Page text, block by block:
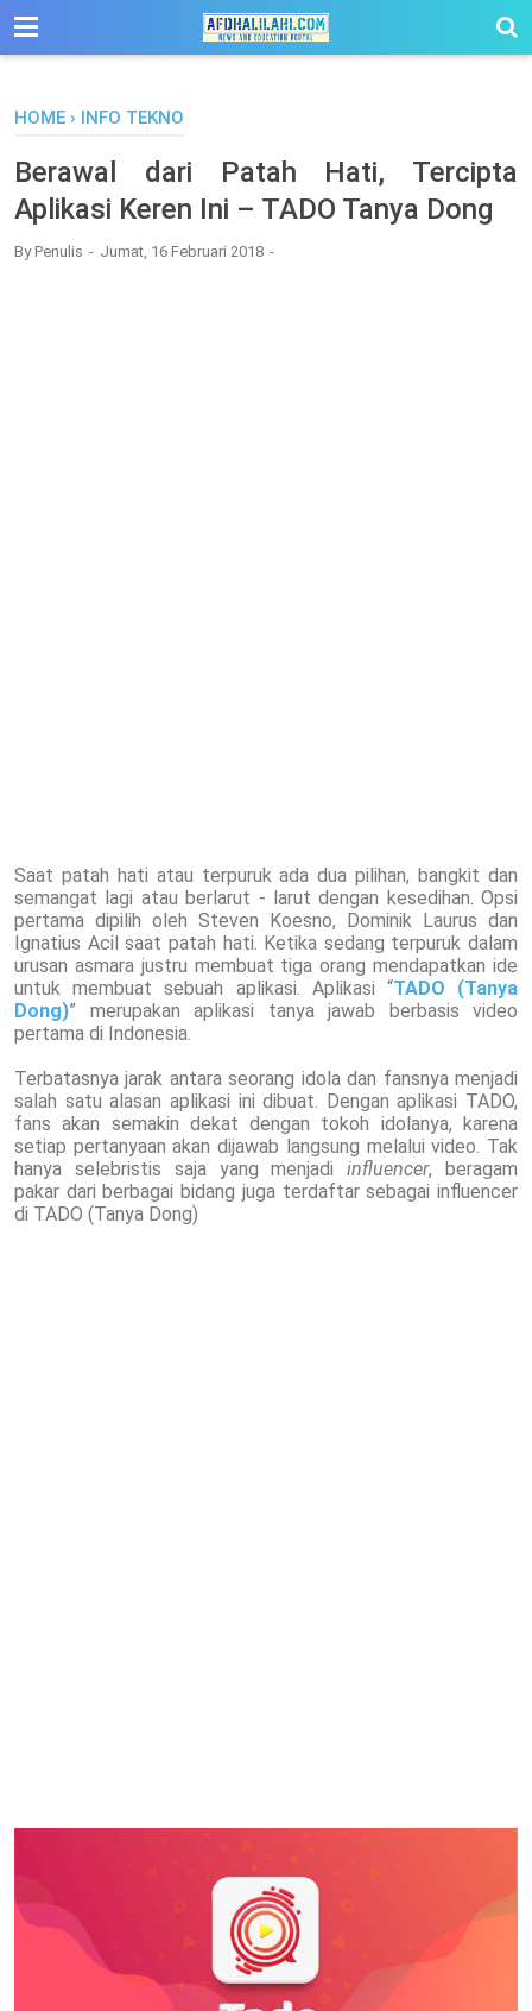
-->
HOME › INFO TEKNO
Berawal dari Patah Hati, Tercipta
Aplikasi Keren Ini – TADO Tanya Dong
ByPenulis Jumat, 16 Februari 2018
Saat patah hati atau terpuruk ada dua pilihan, bangkit dan
semangat lagi atau berlarut - larut dengan kesedihan. Opsi
pertama dipilih oleh Steven Koesno, Dominik Laurus dan
Ignatius Acil saat patah hati. Ketika sedang terpuruk dalam
urusan asmara justru membuat tiga orang mendapatkan ide
untuk membuat sebuah aplikasi. Aplikasi “TADO (Tanya
Dong)” merupakan aplikasi tanya jawab berbasis video
pertama di Indonesia.
Terbatasnya jarak antara seorang idola dan fansnya menjadi
salah satu alasan aplikasi ini dibuat. Dengan aplikasi TADO,
fans akan semakin dekat dengan tokoh idolanya, karena
setiap pertanyaan akan dijawab langsung melalui video. Tak
hanya selebristis saja yang menjadiinfluencer, beragam
pakar dari berbagai bidang juga terdaftar sebagai influencer
di TADO (Tanya Dong)